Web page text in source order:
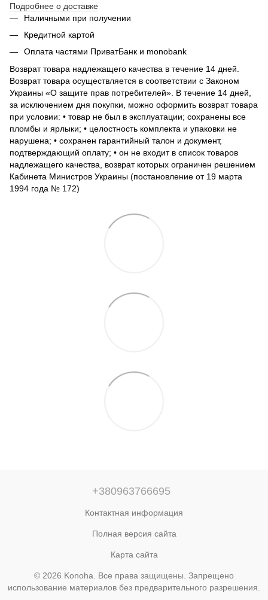
Подробнее о доставке
Наличными при получении
Кредитной картой
Оплата частями ПриватБанк и monobank
Возврат товара надлежащего качества в течение 14 дней.
Возврат товара осуществляется в соответствии с Законом
Украины «О защите прав потребителей». В течение 14 дней,
за исключением дня покупки, можно оформить возврат товара
при условии: • товар не был в эксплуатации; сохранены все
пломбы и ярлыки; • целостность комплекта и упаковки не
нарушена; • сохранен гарантийный талон и документ,
подтверждающий оплату; • он не входит в список товаров
надлежащего качества, возврат которых ограничен решением
Кабинета Министров Украины (постановление от 19 марта
1994 года № 172)
+380963766695
Контактная информация
Полная версия сайта
Карта сайта
© 2026 Konoha. Все права защищены. Запрещено
использование материалов без предварительного разрешения.